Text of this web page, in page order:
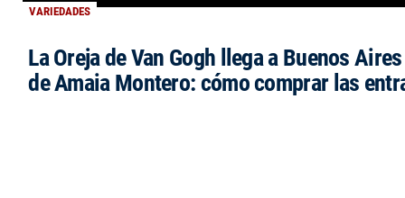
VARIEDADES
La Oreja de Van Gogh llega a Buenos
de Amaia Montero: cómo comprar las